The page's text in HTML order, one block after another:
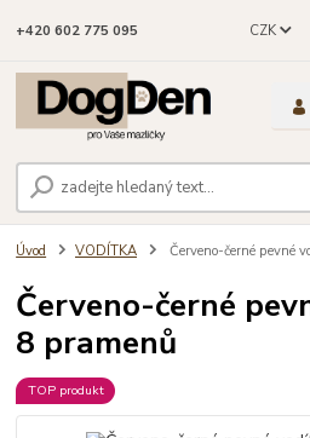
CZK
+420 602 775 095
Úvod VODÍTKA Červeno-černé pevné
Červeno-černé
8 pramenů
TOP produkt